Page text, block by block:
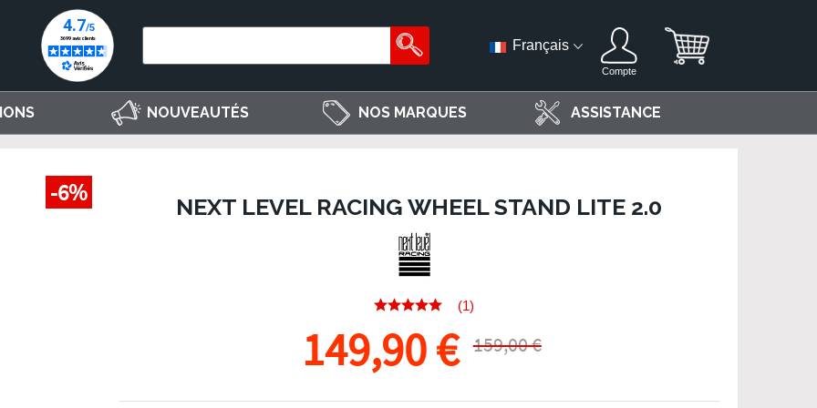
Français
Compte
NOUVEAUTÉS NOS MARQUES ASSISTANCE
-6% NEXT LEVEL RACING WHEEL STAND LITE 2.0
(1)
149,90 € 159,00 €